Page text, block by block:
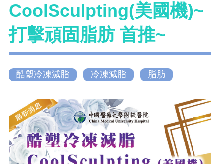
CoolSculpting(美國機)~
打擊頑固脂肪 首推~
酷塑冷凍減脂 冷凍減脂 脂肪